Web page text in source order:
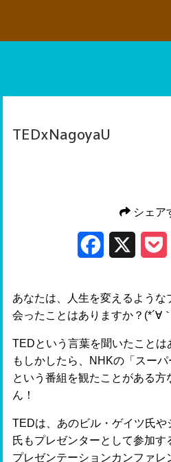
スキッフルからの情報
TEDxNagoyaU
シェア
Facebook
あなたは、人生を変えるような
会ったことはありますか？(*´∀
TEDという言葉を聞いたことは
もしかしたら、NHKの「スーパ
という番組を観たことがある
ん！
TEDは、あのビル・ゲイツ氏や
氏もプレゼンターとして参加す
プレゼンテーションカンファ